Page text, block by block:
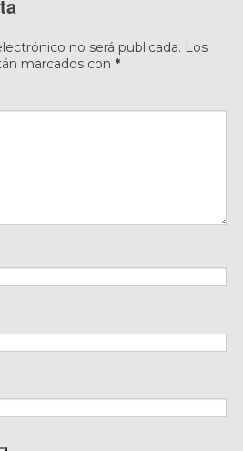
no será publicada. Los
marcados con *